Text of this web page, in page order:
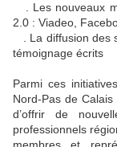
. Les nouveaux
2.0 : Viadeo,
. La diffusion des
témoignage écrits
Parmi ces
Nord-Pas de
d’offrir de
professionnels